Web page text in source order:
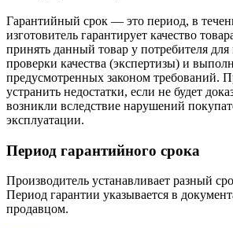
Гарантийный срок — это период, в
изготовитель гарантирует качество
принять данный товар у потребителя для
проверки качества (экспертизы) и
предусмотренных законом требований.
устранить недостатки, если не будет
возникли вследствие нарушений
эксплуатации.
Период гарантийного срока
Производитель устанавливает разный
Период гарантии указывается в
продавцом.